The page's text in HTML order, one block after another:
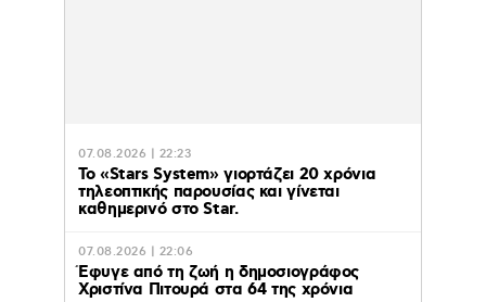
07.08.2026 | 22:23
Το «Stars System» γιορτάζει 20 χρόνια
τηλεοπτικής παρουσίας και γίνεται
καθημερινό στο Star.
07.08.2026 | 22:06
Έφυγε από τη ζωή η δημοσιογράφος
Χριστίνα Πιτουρά στα 64 της χρόνια